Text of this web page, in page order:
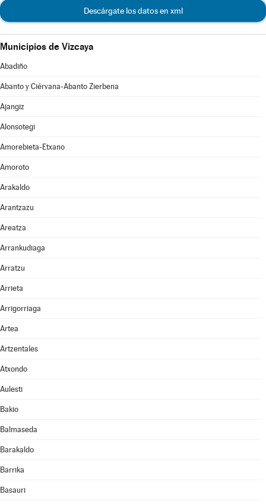
Descárgate los datos en xml
Municipios de Vizcaya
Abadiño
Abanto y Ciérvana-Abanto Zierbena
Ajangiz
Alonsotegi
Amorebieta-Etxano
Amoroto
Arakaldo
Arantzazu
Areatza
Arrankudiaga
Arratzu
Arrieta
Arrigorriaga
Artea
Artzentales
Atxondo
Aulesti
Bakio
Balmaseda
Barakaldo
Barrika
Basauri